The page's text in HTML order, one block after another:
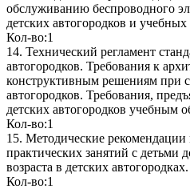
обслуживанию беспроводного
детских автогородков и
Кол-во:1
14. Технический регламент
автогородков. Требования к
конструктивным решениям при
автогородков. Требования,
детских автогородков учебным
Кол-во:1
15. Методические
практических занятий с детьми
возраста в детских автогородках.
Кол-во:1